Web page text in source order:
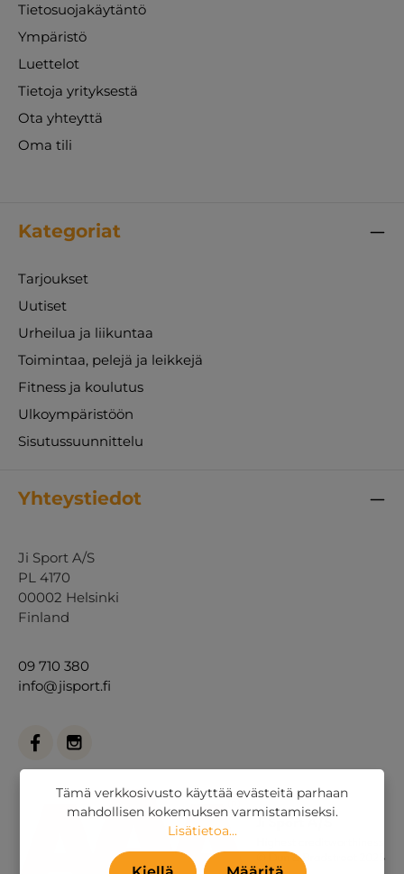
Tietosuojakäytäntö
Ympäristö
Luettelot
Tietoja yrityksestä
Ota yhteyttä
Oma tili
Kategoriat
Tarjoukset
Uutiset
Urheilua ja liikuntaa
Toimintaa, pelejä ja leikkejä
Fitness ja koulutus
Ulkoympäristöön
Sisutussuunnittelu
Yhteystiedot
Ji Sport A/S
PL 4170
00002 Helsinki
Finland
09 710 380
info@jisport.fi
Tämä verkkosivusto käyttää evästeitä parhaan
mahdollisen kokemuksen varmistamiseksi.
Lisätietoa...